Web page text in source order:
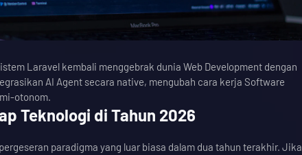
Laravel kembali menggebrak dunia Web Development dengan
AI Agent secara native, mengubah cara kerja Software
otonom.
Teknologi di Tahun 2026
paradigma yang luar biasa dalam dua tahun terakhir. Jika